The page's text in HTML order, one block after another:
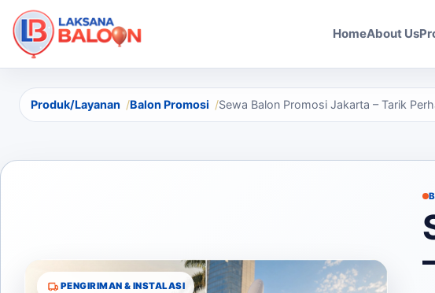
HomeAbout Us
Produk/Layanan Balon Promosi Sewa Balon Promosi Jakarta – Tarik
PENGIRIMAN & INSTALASI